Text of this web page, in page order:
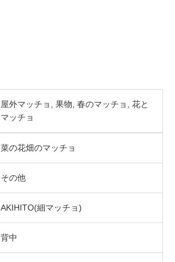
屋外マッチョ 果物 春のマッチョ
花と
マッチョ
菜の花畑のマッチョ
その他
AKIHITO(細マッチョ)
背中